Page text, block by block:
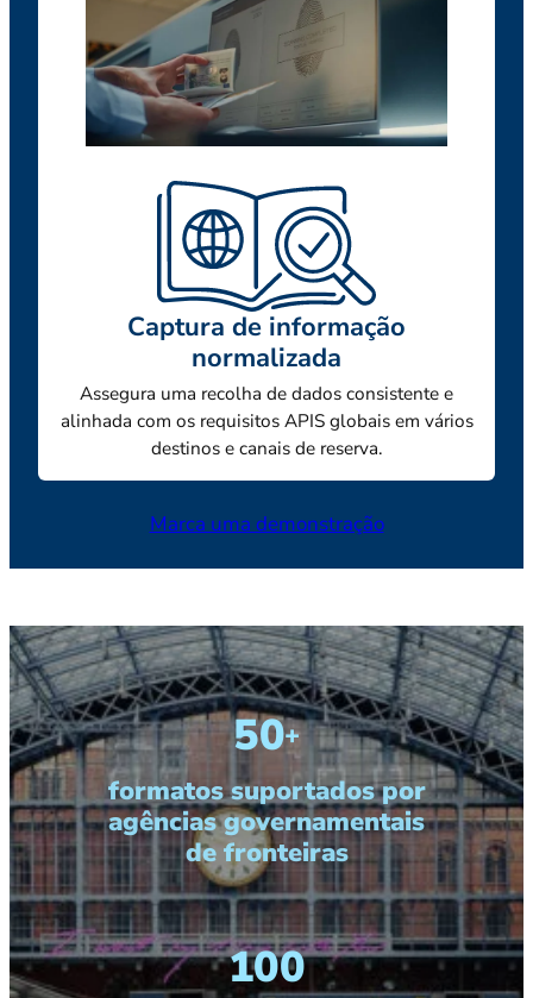
Captura de informação
normalizada
Assegura uma recolha de dados consistente e
alinhada com os requisitos APIS globais em vários
destinos e canais de reserva.
Marca uma demonstração
50+
formatos suportados por
agências governamentais
de fronteiras
100